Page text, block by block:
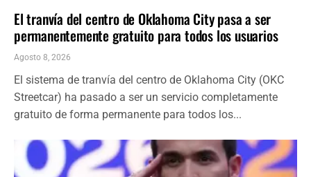
El tranvía del centro de Oklahoma City pasa a ser
permanentemente gratuito para todos los usuarios
Agosto 8, 2026
El sistema de tranvía del centro de Oklahoma City (OKC
Streetcar) ha pasado a ser un servicio completamente
gratuito de forma permanente para todos los...